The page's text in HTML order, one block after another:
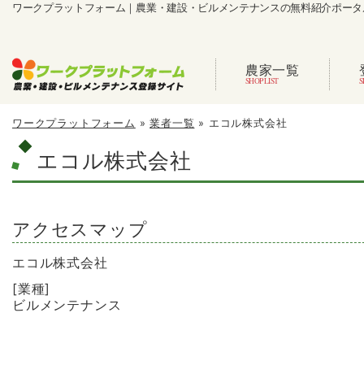
ワークプラットフォーム｜農業・建設・ビルメンテナンスの無料紹介ポー
農家一覧
ワークプラットフォーム »業者一覧 » エコル株式会社
エコル株式会社
アクセスマップ
エコル株式会社
[業種]
ビルメンテナンス